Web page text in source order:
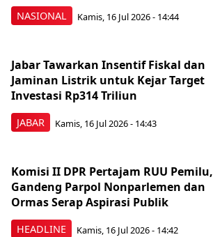
NASIONAL Kamis, 16 Jul 2026 - 14:44
JABAR
Jabar Tawarkan Insentif Fiskal dan
Jaminan Listrik untuk Kejar Target
Investasi Rp314 Triliun
Kamis, 16 Jul 2026 - 14:43
HEADLINE
Komisi II DPR Pertajam RUU Pemilu,
Gandeng Parpol Nonparlemen dan
Ormas Serap Aspirasi Publik
Kamis, 16 Jul 2026 - 14:42